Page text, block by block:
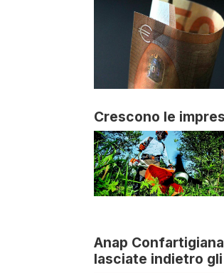
Crescono le
Anap
lasciate indietro